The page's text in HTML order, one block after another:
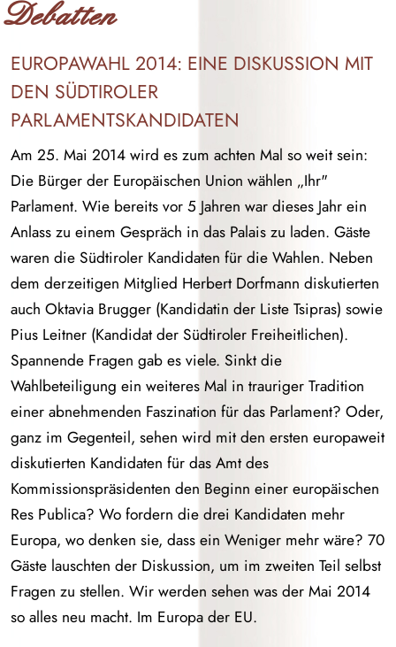
Debatten
EUROPAWAHL 2014: EINE DISKUSSION MIT
DEN SÜDTIROLER
PARLAMENTSKANDIDATEN
Am 25. Mai 2014 wird es zum achten Mal so weit sein:
Die Bürger der Europäischen Union wählen „Ihr"
Parlament. Wie bereits vor 5 Jahren war dieses Jahr ein
Anlass zu einem Gespräch in das Palais zu laden. Gäste
waren die Südtiroler Kandidaten für die Wahlen. Neben
dem derzeitigen Mitglied Herbert Dorfmann diskutierten
auch Oktavia Brugger (Kandidatin der Liste Tsipras) sowie
Pius Leitner (Kandidat der Südtiroler Freiheitlichen).
Spannende Fragen gab es viele. Sinkt die
Wahlbeteiligung ein weiteres Mal in trauriger Tradition
einer abnehmenden Faszination für das Parlament? Oder,
ganz im Gegenteil, sehen wird mit den ersten europaweit
diskutierten Kandidaten für das Amt des
Kommissionspräsidenten den Beginn einer europäischen
Res Publica? Wo fordern die drei Kandidaten mehr
Europa, wo denken sie, dass ein Weniger mehr wäre? 70
Gäste lauschten der Diskussion, um im zweiten Teil selbst
Fragen zu stellen. Wir werden sehen was der Mai 2014
so alles neu macht. Im Europa der EU.